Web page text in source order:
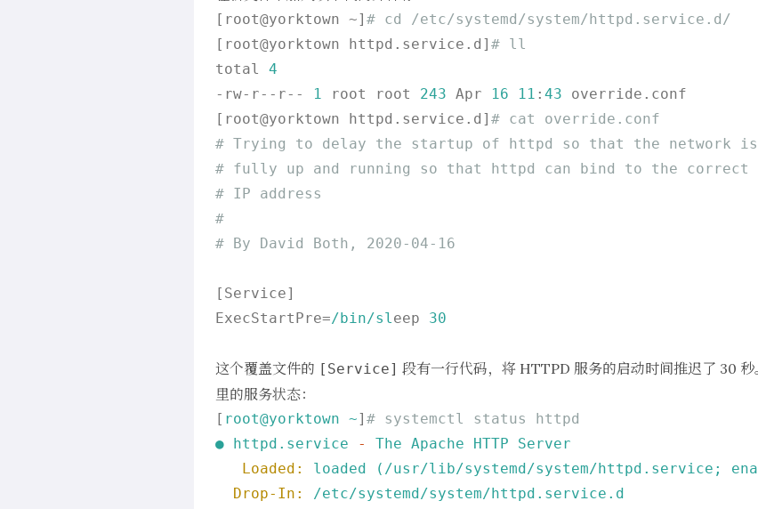
[root@yorktown ~] # cd /etc/systemd/system/httpd.service.d/
[root@yorktown httpd.service.d] # ll
total 4
-rw-r--r--
1 root root 243 Apr 16 11 : 43 override.conf
[root@yorktown httpd.service.d] # cat override.conf
# Trying to delay the startup of httpd so that the network is
# fully up and running so that httpd can bind to the correct
# IP address
#
# By David Both, 2020-04-16
[Service]
ExecStartPre=/bin/sl eep 30
这个覆盖文件的 [Service] 段有一行代码，将 HTTPD 服务的启动时间推迟了 30
里的服务状态：
[ root@yorktown ~] # systemctl status httpd
● httpd.service - The Apache HTTP
Server
Loaded:
loaded (/usr/lib/systemd/system/httpd.service;
Drop-In:
/etc/systemd/system/httpd.service.d